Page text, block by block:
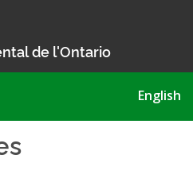
de l'Ontario
English